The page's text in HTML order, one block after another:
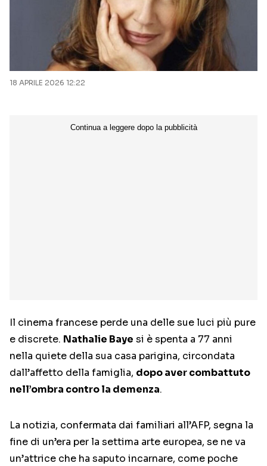
18 APRILE 2026 12:22
Il cinema francese perde una delle sue luci più pure
e discrete. Nathalie Baye si è spenta a 77 anni
nella quiete della sua casa parigina, circondata
dall’affetto della famiglia, dopo aver combattuto
nell’ombra contro la demenza.
La notizia, confermata dai familiari all’AFP, segna la
fine di un’era per la settima arte europea, se ne va
un’attrice che ha saputo incarnare, come poche